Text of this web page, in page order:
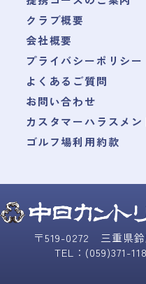
クラブ概要
会社概要
プライバシーポリシー
よくあるご質問
お問い合わせ
カスタマーハラスメン
ゴルフ場利用約款
〒519-0272 三重県
TEL：(059)371-